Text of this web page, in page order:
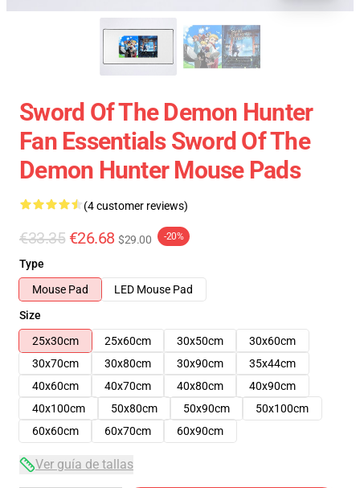
Sword Of The Demon Hunter
Fan Essentials Sword Of The
Demon Hunter Mouse Pads
(4 customer reviews)
€33.35 €26.68 $29.00 -20%
Type
Mouse Pad
LED Mouse Pad
Size
25x30cm
25x60cm 30x50cm
30x60cm
30x70cm
30x80cm 30x90cm
35x44cm
40x60cm
40x70cm 40x80cm
40x90cm
40x100cm
50x80cm 50x90cm
50x100cm
60x60cm
60x70cm 60x90cm
Ver guía de tallas